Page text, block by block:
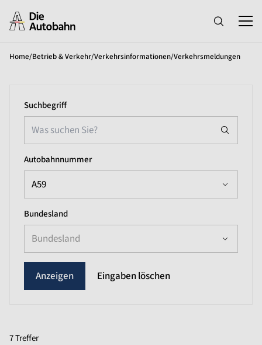
Home/Betrieb & Verkehr/Verkehrsinformationen/Verkehrsmeldungen
Suchbegriff
Autobahnnummer
A59
Bundesland
Bundesland
Eingaben löschen
7 Treffer